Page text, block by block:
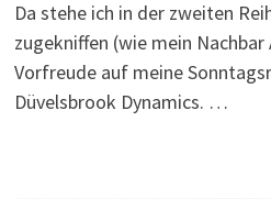
Da stehe ich in der zweiten
zugekniffen (wie mein Nachbar
Vorfreude auf meine
Düvelsbrook Dynamics. …